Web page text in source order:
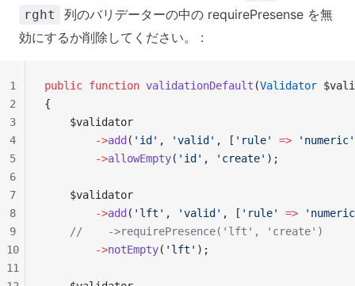
rght
列のバリデーターの中の requirePresense を無
効にするか削除してください。 :
public function validationDefault (Validator
{
    $validator
        ->
add ( 'id' , 'valid' , [ 'rule' => 'numeric'
        ->
allowEmpty( 'id' , 'create' );
    $validator
        ->
add ( 'lft' , 'valid' , [ 'rule' =>
    //    ->requirePresence('lft', 'create')
        ->
notEmpty( 'lft' );
1
2
3
4
5
6
7
8
9
10
11